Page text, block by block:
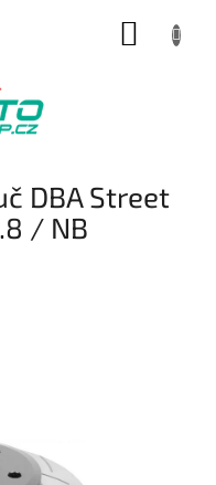
DBA Street
/ NB